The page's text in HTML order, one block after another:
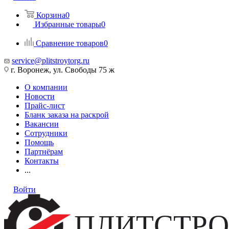
Корзина0
Избранные товары0
Сравнение товаров0
service@plitstroytorg.ru
г. Воронеж, ул. Свободы 75 ж
О компании
Новости
Прайс-лист
Бланк заказа на раскрой
Вакансии
Сотрудники
Помощь
Партнёрам
Контакты
...
Войти